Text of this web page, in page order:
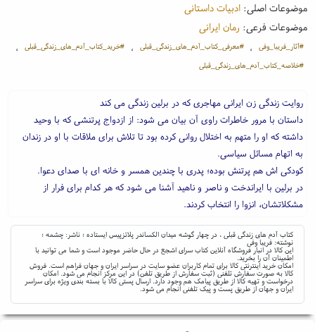
موضوعات اصلی:ادبیات داستانی
موضوعات فرعی: رمان ایرانی
#آثار_فریبا_وفی ، #معرفی_کتاب_آدم_های_زندگی_قبلی ، #خرید_کتاب_آدم_های_زندگی_قبلی ،
#خلاصه_کتاب_آدم_های_زندگی_قبلی
روایت زندگی زن ایرانی مهاجری که در برلین زندگی می کند
داستان با مرور خاطرات راوی آن بیان می شود: از ازدواج پرتنشی که با وحید
داشته که او را متهم به اختلال روانی کرده بود تا تلاش برای ملاقات با او در زندان
به اتهام مسائل سیاسی.
کودکی اش هم پرتنش بوده؛ پدری با چندین همسر و خانه ای با صدای دعوا.
در برلین با ایراندخت و ناصر و ناهید آشنا می شود که هر کدام برای فرار از
مشکلاتشان، انزوا را انتخاب کردند.
کتاب آدم های زندگی قبلی ، در چهار گوشه میدان الکساندر پلاتزپیس ایستاده ؛ ناشر: چشمه ؛
نوشته: فریبا وفی
این کالا در انبار فروشگاه آنلاین کتاب سرای اشجع در حال حاضر موجود است و شما می توانید با
اطمینان آن را بخرید.
امکان خرید اینترنتی کالا برای تمام کاربران عضو سایت در سراسر ایران و جهان فراهم است. فروش
کالا به صورت سفارش تلفنی (ثبت سفارش از طریق تلفن) در این مرکز انجام می شود. امکان
درخواست و تهیه کالا از طریق پیامک هم وجود دارد. ارسال پستی کالا با بسته بندی ویژه برای سراسر
ایران و جهان از طریق پست و پیک تلفنی انجام می شود.